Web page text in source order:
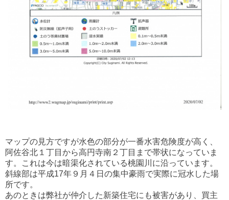
マップの見方ですが水色の部分が一番水害危険度が高く、
阿佐谷北１丁目から高円寺南２丁目まで帯状になっていま
す。これは今は暗渠化されている桃園川に沿っています。
斜線部は平成17年９月４日の集中豪雨で実際に冠水した場
所です。
あのときは弊社が仲介した新築住宅にも被害があり、買主